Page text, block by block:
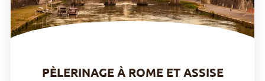
PÈLERINAGE À ROME ET ASSISE